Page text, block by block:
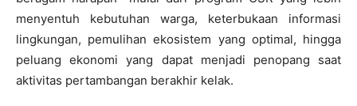
menyentuh kebutuhan warga, keterbukaan informasi
lingkungan, pemulihan ekosistem yang optimal, hingga
peluang ekonomi yang dapat menjadi penopang saat
aktivitas pertambangan berakhir kelak.